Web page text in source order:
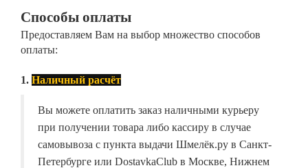
Способы оплаты
Предоставляем Вам на выбор множество способов
оплаты:
1. Наличный расчёт
Вы можете оплатить заказ наличными курьеру
при получении товара либо кассиру в случае
самовывоза с пункта выдачи Шмелёк.ру в Санкт-
Петербурге или DostavkaClub в Москве, Нижнем